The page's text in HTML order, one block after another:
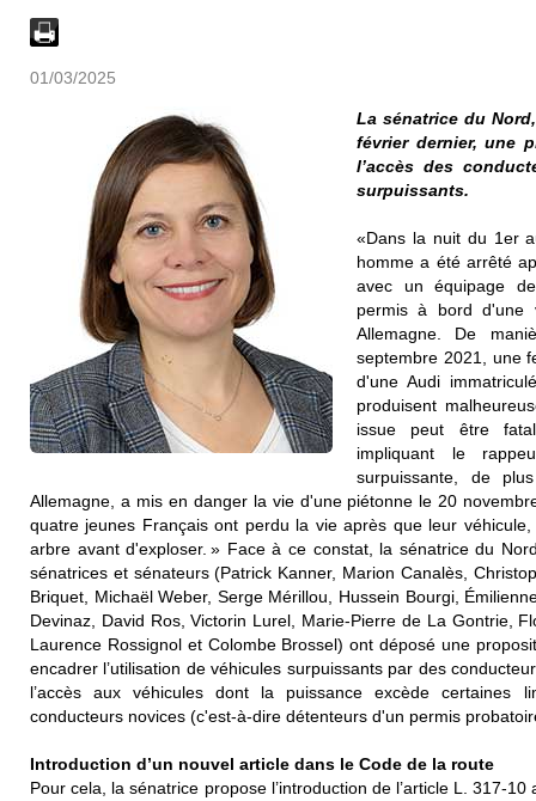
01/03/2025
La sénatrice du
février dernier, une
l’accès des
surpuissants.
«Dans la nuit du 1er
homme a été arrêté
avec un équipage
permis à bord d'une
Allemagne. De
septembre 2021, une
d'une Audi
produisent
issue peut être
impliquant le
surpuissante, de
Allemagne, a mis en danger la vie d'une piétonne le 20
quatre jeunes Français ont perdu la vie après que leur
arbre avant d'exploser. » Face à ce constat, la sénatrice du
sénatrices et sénateurs (Patrick Kanner, Marion Canalès,
Briquet, Michaël Weber, Serge Mérillou, Hussein Bourgi,
Devinaz, David Ros, Victorin Lurel, Marie-Pierre de La Gontrie,
Laurence Rossignol et Colombe Brossel) ont déposé une
encadrer l’utilisation de véhicules surpuissants par des
l’accès aux véhicules dont la puissance excède certaines
conducteurs novices (c'est-à-dire détenteurs d'un permis
Introduction d’un nouvel article dans le Code de la route
Pour cela, la sénatrice propose l’introduction de l’article L. 317-